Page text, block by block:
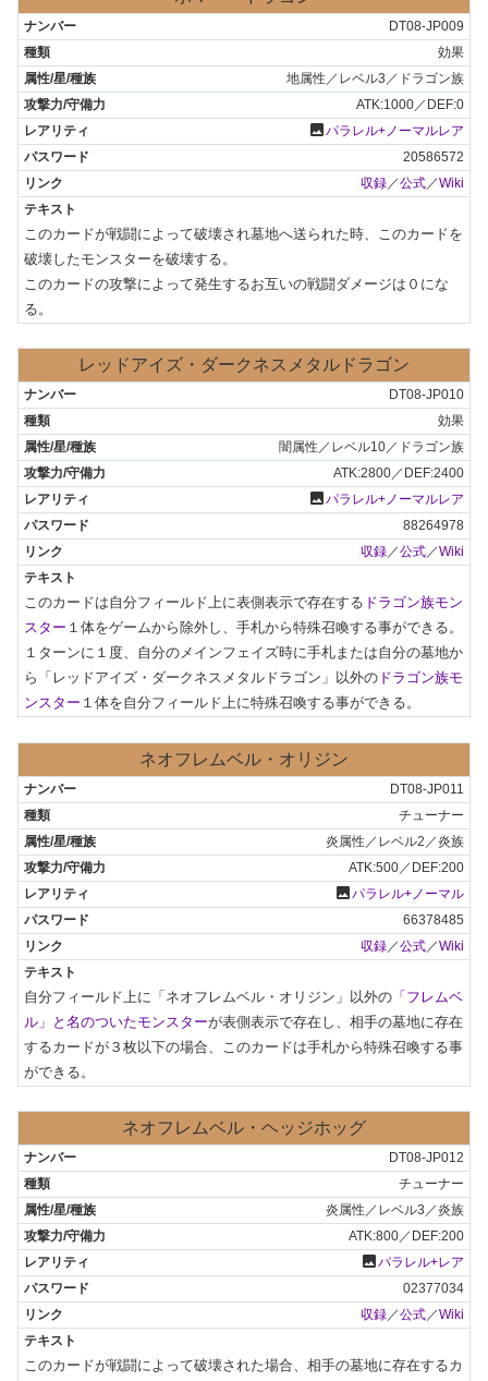
DT08-JP009
効果
地属性／レベル3／ドラゴン族
ATK:1000／DEF:0
photoパラレル+ノーマルレア
20586572
収録／公式／Wiki
このカードが戦闘によって破壊され墓地へ送られた時、このカードを
破壊したモンスターを破壊する。
このカードの攻撃によって発生するお互いの戦闘ダメージは０にな
る。
レッドアイズ・ダークネスメタルドラゴン
DT08-JP010
効果
闇属性／レベル10／ドラゴン族
ATK:2800／DEF:2400
photoパラレル+ノーマルレア
88264978
収録／公式／Wiki
このカードは自分フィールド上に表側表示で存在する ドラゴン族モン
スター １体をゲームから除外し、手札から特殊召喚する事ができる。
１ターンに１度、自分のメインフェイズ時に手札または自分の墓地か
ら「レッドアイズ・ダークネスメタルドラゴン」以外の ドラゴン族モ
ンスター １体を自分フィールド上に特殊召喚する事ができる。
ネオフレムベル・オリジン
DT08-JP011
チューナー
炎属性／レベル2／炎族
ATK:500／DEF:200
photoパラレル+ノーマル
66378485
収録 ／公式 ／Wiki
自分フィールド上に「ネオフレムベル・オリジン」以外の 「フレムベ
ル」と名のついたモンスターが表側表示で存在し、相手の墓地に存在
するカードが３枚以下の場合、このカードは手札から特殊召喚する事
ができる。
ネオフレムベル・ヘッジホッグ
DT08-JP012
チューナー
炎属性／レベル3／炎族
ATK:800／DEF:200
photoパラレル+レア
02377034
収録／公式／Wiki
このカードが戦闘によって破壊された場合、相手の墓地に存在するカ